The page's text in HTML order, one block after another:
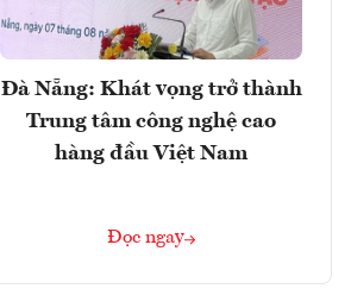
Đà Nẵng: Khát vọng trở thành
Trung tâm công nghệ cao
hàng đầu Việt Nam
Đọc ngay